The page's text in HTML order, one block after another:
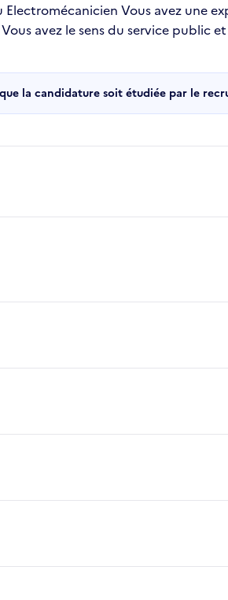
Vous avez une
avez le sens du service public et
la candidature soit étudiée par le